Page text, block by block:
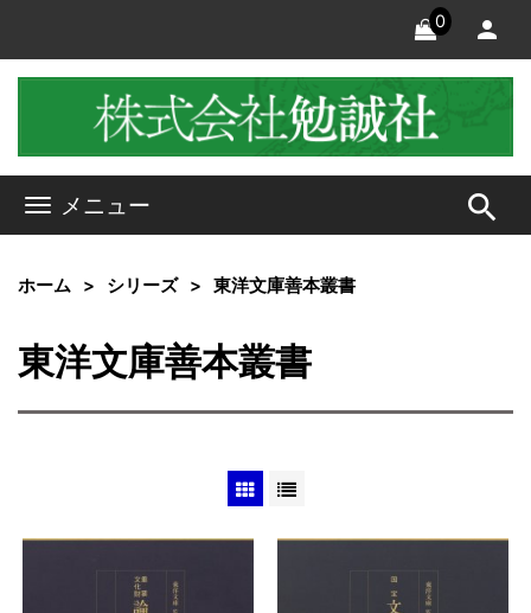
0
メニュー search
ホーム シリーズ 東洋文庫善本叢書
東洋文庫善本叢書